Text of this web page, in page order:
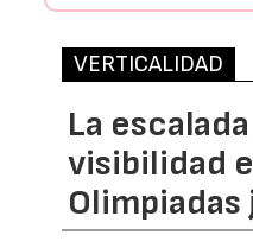
VERTICALIDAD
La
visibilidad